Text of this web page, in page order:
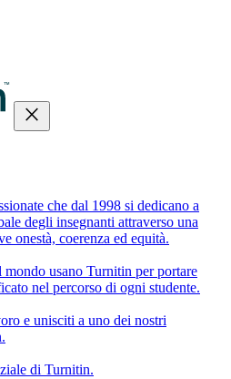
close
che dal 1998 si dedicano a
degli insegnanti attraverso una
onestà, coerenza ed equità.
usano Turnitin per portare
nel percorso di ogni studente.
e unisciti a uno dei nostri
di Turnitin.